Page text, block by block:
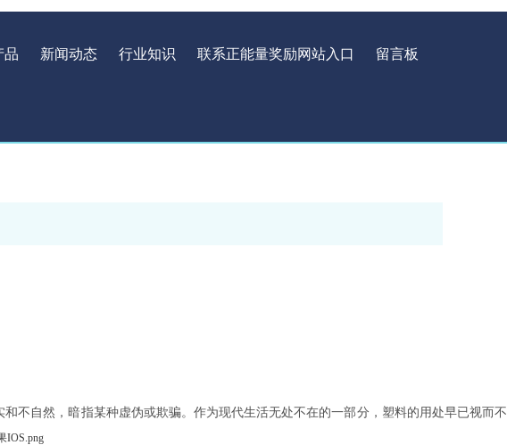
品 新闻动态 行业知识 联系正能量奖励网站入口 留言板
不自然，暗指某种虚伪或欺骗。作为现代生活无处不在的一部分，塑料的用处早已视而不